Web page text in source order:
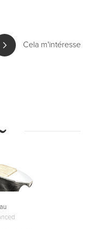
Cela m'intéresse